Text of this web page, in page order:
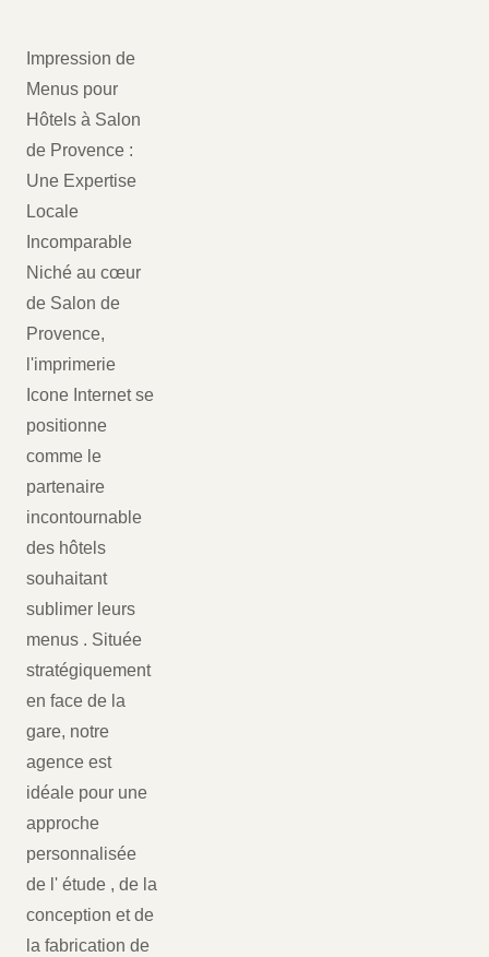
Impression de
Menus pour
Hôtels à Salon
de Provence :
Une Expertise
Locale
Incomparable
Niché au cœur
de Salon de
Provence,
l'imprimerie
Icone Internet se
positionne
comme le
partenaire
incontournable
des hôtels
souhaitant
sublimer leurs
menus . Située
stratégiquement
en face de la
gare, notre
agence est
idéale pour une
approche
personnalisée
de l' étude , de la
conception et de
la fabrication de